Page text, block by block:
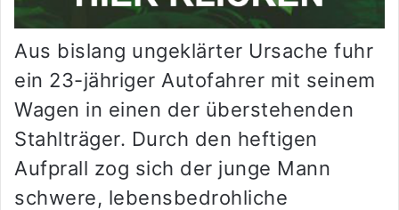
Aus bislang ungeklärter Ursache fuhr
ein 23-jähriger Autofahrer mit seinem
Wagen in einen der überstehenden
Stahlträger. Durch den heftigen
Aufprall zog sich der junge Mann
schwere, lebensbedrohliche